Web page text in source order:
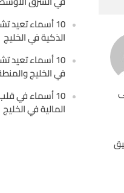
10 أسماء تعيد
الذكية في الخليج
10 أسماء تعيد
في الخليج
10 أسماء في
المالية في الخليج